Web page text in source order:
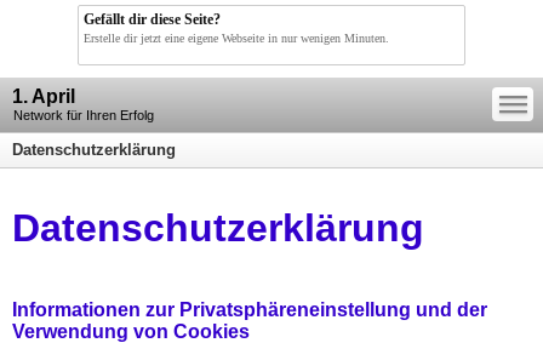
Gefällt dir diese Seite?
Erstelle dir jetzt eine eigene Webseite in nur wenigen Minuten.
1. April
Network für Ihren Erfolg
—
—
—
Datenschutzerklärung
Datenschutzerklärung
Informationen zur Privatsphäreneinstellung und der
Verwendung von Cookies